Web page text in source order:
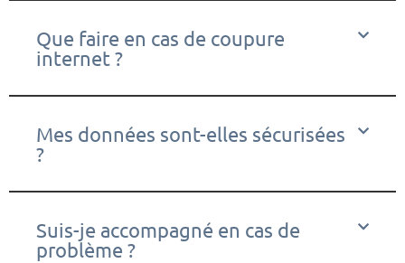
Que faire en cas de coupure
internet ?
Mes données sont-elles sécurisées
?
Suis-je accompagné en cas de
problème ?